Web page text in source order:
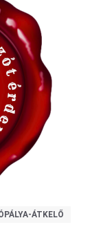
ÁTKELŐ